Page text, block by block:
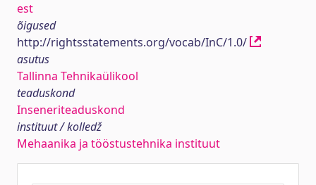
est
õigused
http://rightsstatements.org/vocab/InC/1.0/
asutus
Tallinna Tehnikaülikool
teaduskond
Inseneriteaduskond
instituut / kolledž
Mehaanika ja tööstustehnika instituut